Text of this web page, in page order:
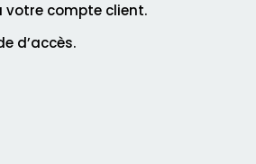
votre compte client.
d’accès.